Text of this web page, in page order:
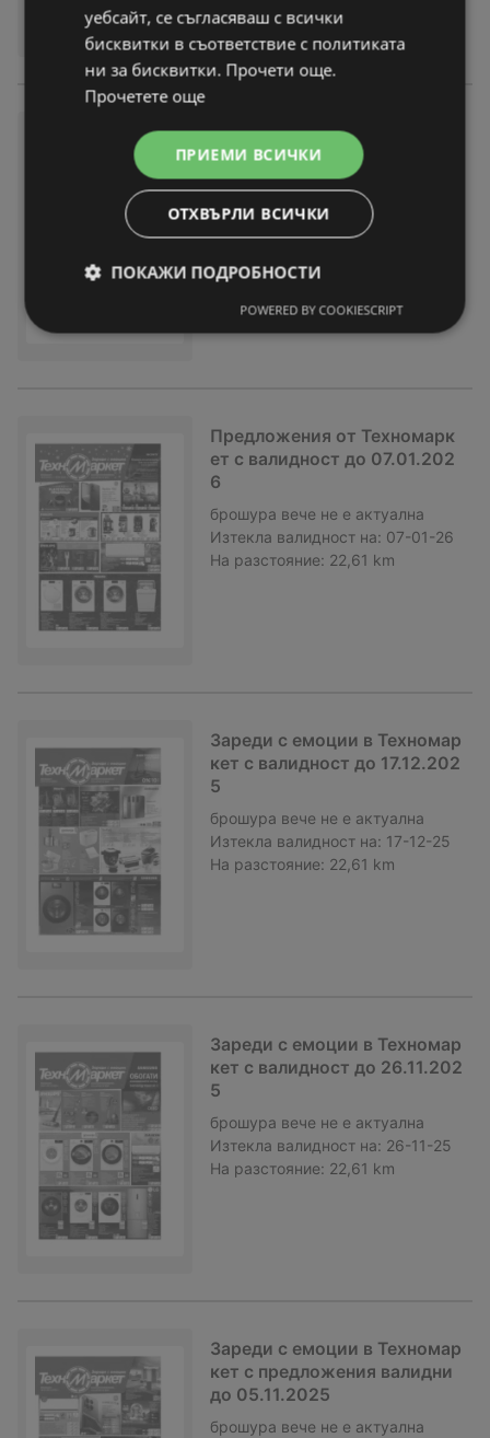
Зареди с емоции в Техномар
кет с валидност до 07.01.20
26
брошура вече не е актуална
Изтекла валидност на:
Предложения от Техномарк
ет с валидност до 07.01.202
6
брошура вече не е актуална
Изтекла валидност на: 07-01-26
На разстояние: 22,61 km
Зареди с емоции в Техномар
кет с валидност до 17.12.202
5
брошура вече не е актуална
Изтекла валидност на: 17-12-25
На разстояние: 22,61 km
Зареди с емоции в Техномар
кет с валидност до 26.11.202
5
брошура вече не е актуална
Изтекла валидност на: 26-11-25
На разстояние: 22,61 km
Зареди с емоции в Техномар
кет с предложения валидни
до 05.11.2025
брошура вече не е актуална
уебсайт, се съгласяваш с всички
бисквитки в съответствие с политиката
ни за бисквитки. Прочети още.
Прочетете още
ПРИЕМИ ВСИЧКИ
ОТХВЪРЛИ ВСИЧКИ
ПОКАЖИ ПОДРОБНОСТИ
POWERED BY COOKIESCRIPT